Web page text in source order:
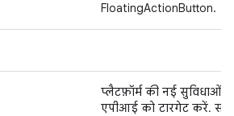
FloatingActionButton.
प्लैटफ़ॉर्म की नई सुविधाओं
एपीआई को टारगेट करें. साथ